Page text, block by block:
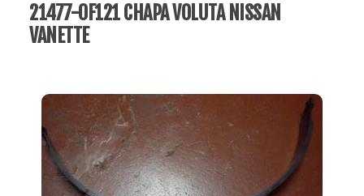
21477-0F121 CHAPA VOLUTA NISSAN
VANETTE